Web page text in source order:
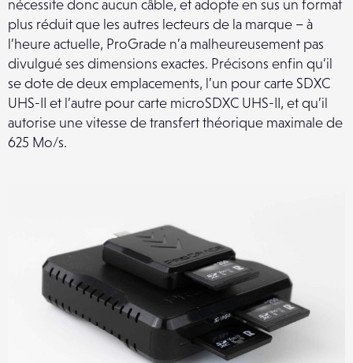
nécessite donc aucun câble, et adopte en sus un format
plus réduit que les autres lecteurs de la marque – à
l’heure actuelle, ProGrade n’a malheureusement pas
divulgué ses dimensions exactes. Précisons enfin qu’il
se dote de deux emplacements, l’un pour carte SDXC
UHS-II et l’autre pour carte microSDXC UHS-II, et qu’il
autorise une vitesse de transfert théorique maximale de
625 Mo/s.